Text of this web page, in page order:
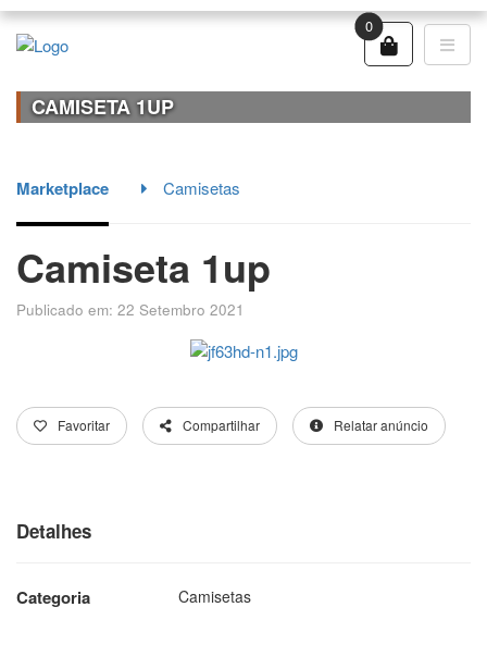
0
CAMISETA 1UP
Marketplace Camisetas
Camiseta 1up
Publicado em: 22 Setembro 2021
Favoritar Compartilhar Relatar anúncio
Detalhes
Categoria Camisetas